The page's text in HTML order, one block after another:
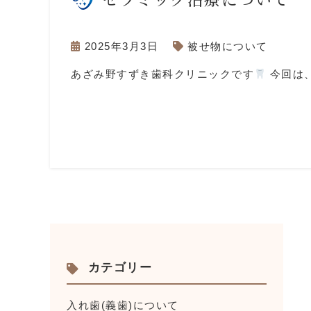
2025年3月3日 被せ物について
あざみ野すずき歯科クリニックです 今回は
カテゴリー
入れ歯(義歯)について